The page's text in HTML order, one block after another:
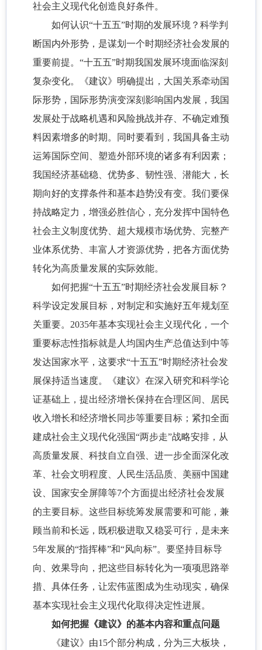
社会主义现代化创造良好条件。
如何认识“十五五”时期的发展环境？科学判
断国内外形势，是谋划一个时期经济社会发展的
重要前提。“十五五”时期我国发展环境面临深刻
复杂变化。《建议》明确提出，大国关系牵动国
际形势，国际形势演变深刻影响国内发展，我国
发展处于战略机遇和风险挑战并存、不确定难预
料因素增多的时期。同时要看到，我国具备主动
运筹国际空间、塑造外部环境的诸多有利因素；
我国经济基础稳、优势多、韧性强、潜能大，长
期向好的支撑条件和基本趋势没有变。我们要保
持战略定力，增强必胜信心，充分发挥中国特色
社会主义制度优势、超大规模市场优势、完整产
业体系优势、丰富人才资源优势，把各方面优势
转化为高质量发展的实际效能。
如何把握“十五五”时期经济社会发展目标？
科学设定发展目标，对制定和实施好五年规划至
关重要。2035年基本实现社会主义现代化，一个
重要标志性指标就是人均国内生产总值达到中等
发达国家水平，这要求“十五五”时期经济社会发
展保持适当速度。《建议》在深入研究和科学论
证基础上，提出经济增长保持在合理区间、居民
收入增长和经济增长同步等重要目标；紧扣全面
建成社会主义现代化强国“两步走”战略安排，从
高质量发展、科技自立自强、进一步全面深化改
革、社会文明程度、人民生活品质、美丽中国建
设、国家安全屏障等7个方面提出经济社会发展
的主要目标。这些目标统筹发展需要和可能，兼
顾当前和长远，既积极进取又稳妥可行，是未来
5年发展的“指挥棒”和“风向标”。要坚持目标导
向、效果导向，把这些目标转化为一项项思路举
措、具体任务，让宏伟蓝图成为生动现实，确保
基本实现社会主义现代化取得决定性进展。
如何把握《建议》的基本内容和重点问题
《建议》由15个部分构成，分为三大板块，